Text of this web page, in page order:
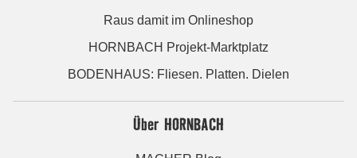
Raus damit im Onlineshop
HORNBACH Projekt-Marktplatz
BODENHAUS: Fliesen. Platten. Dielen
Über HORNBACH